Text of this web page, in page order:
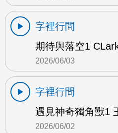
字裡行間
期待與落空1
2026/06/03
字裡行間
遇見神奇獨角獸1
2026/06/02